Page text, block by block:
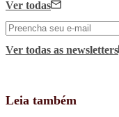
Ver todas
Ver todas as newsletters
Leia também